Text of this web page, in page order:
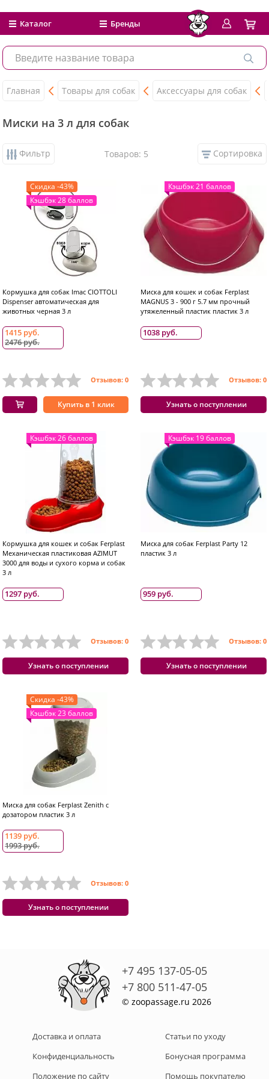
Каталог Бренды
Главная Товары для собак Аксессуары для собак
Миски на 3 л для собак
Фильтр Товаров: 5 Сортировка
Скидка -43%
Кэшбэк 28 баллов
Кормушка для собак Imac CIOTTOLI
Dispenser автоматическая для
животных черная 3 л
1415 руб.
2476 руб.
Отзывов: 0
Купить в 1 клик
Кэшбэк 21 баллов
Миска для кошек и собак Ferplast
MAGNUS 3 - 900 г 5.7 мм прочный
утяжеленный пластик пластик 3 л
1038 руб.
Отзывов: 0
Узнать о поступлении
Кэшбэк 26 баллов
Кормушка для кошек и собак Ferplast
Механическая пластиковая AZIMUT
3000 для воды и сухого корма и собак
3 л
1297 руб.
Отзывов: 0
Узнать о поступлении
Кэшбэк 19 баллов
Миска для собак Ferplast Party 12
пластик 3 л
959 руб.
Отзывов: 0
Узнать о поступлении
Скидка -43%
Кэшбэк 23 баллов
Миска для собак Ferplast Zenith с
дозатором пластик 3 л
1139 руб.
1993 руб.
Отзывов: 0
Узнать о поступлении
+7 495 137-05-05
+7 800 511-47-05
© zoopassage.ru 2026
Доставка и оплата
Конфиденциальность
Положение по сайту
Статьи по уходу
Бонусная программа
Помощь покупателю